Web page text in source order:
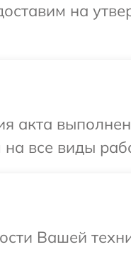
на
акта
все виды
Вашей